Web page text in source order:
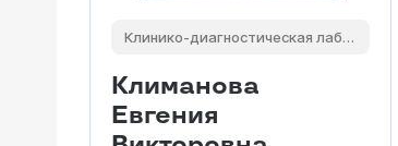
Клинико-диагностическая лаборатория
Климанова
Евгения